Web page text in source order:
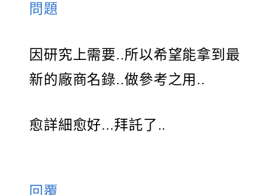
問題
因研究上需要..所以希望能拿到最
新的廠商名錄..做參考之用..
愈詳細愈好...拜託了..
回覆